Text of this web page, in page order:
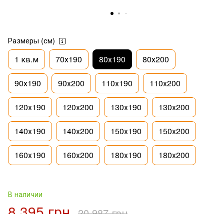
Размеры (см)
1 кв.м 70х190 80х190 80х200
90х190 90х200 110х190 110х200
120х190 120х200 130х190 130х200
140х190 140х200 150х190 150х200
160х190 160х200 180х190 180х200
В наличии